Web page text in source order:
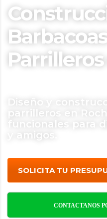
Diseño y
parrilleros en
funcionales para
y amigos.
SOLICITA TU
CONTACTANOS